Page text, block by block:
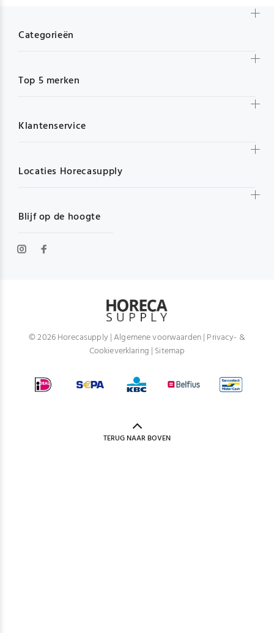
Blijf op de hoogte
Categorieën
Top 5 merken
Klantenservice
Locaties Horecasupply
© 2026 Horecasupply |Algemene voorwaarden| Privacy- &
Cookieverklaring | Sitemap
TERUG NAAR BOVEN